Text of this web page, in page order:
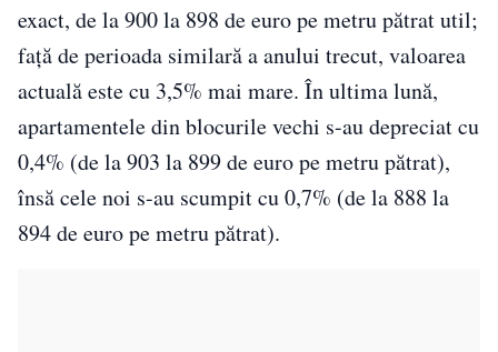
exact, de la 900 la 898 de euro pe metru pătrat util;
față de perioada similară a anului trecut, valoarea
actuală este cu 3,5% mai mare. În ultima lună,
apartamentele din blocurile vechi s-au depreciat cu
0,4% (de la 903 la 899 de euro pe metru pătrat),
însă cele noi s-au scumpit cu 0,7% (de la 888 la
894 de euro pe metru pătrat).